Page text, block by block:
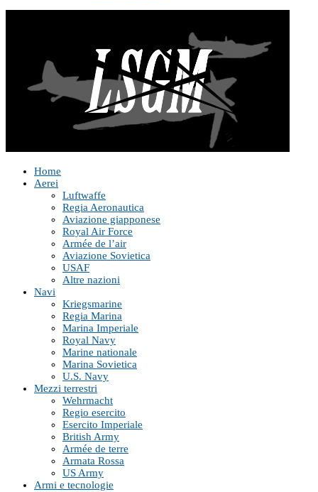
Home
Aerei
Luftwaffe
Regia Aeronautica
Aviazione giapponese
Royal Air Force
Armée de l’air
Aviazione Sovietica
USAF
Altre nazioni
Navi
Kriegsmarine
Regia Marina
Marina Imperiale
Royal Navy
Marine nationale
Marina Sovietica
U.S. Navy
Mezzi terrestri
Wehrmacht
Regio esercito
Esercito Imperiale
British Army
Armée de terre
Armata Rossa
US Army
Armi e tecnologie